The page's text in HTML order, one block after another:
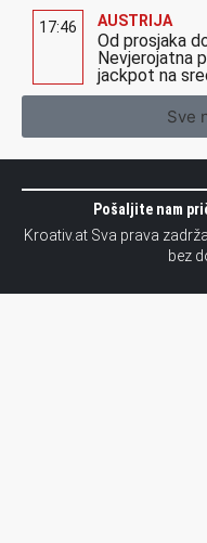
17:46 AUSTRIJA
Od prosjaka
Nevjerojatna
jackpot na
Sve
Pošaljite nam
Kroativ.at Sva prava
bez